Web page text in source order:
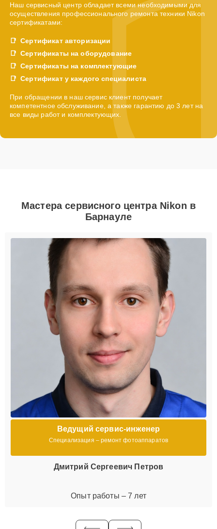
Наш сервисный центр обладает всеми необходимыми для
осуществления профессионального ремонта техники Nikon
сертификатами:
Сертификат авторизации
Сертификаты на оборудование
Сертификаты на комплектующие
Сертификат у каждого специалиста
При обращении в наш сервис клиент получает
компетентное обслуживание, а также гарантию до 3 лет на
все виды работ и комплектующих.
Мастера сервисного центра Nikon в
Барнауле
Ведущий сервис-инженер
Специализация – ремонт фотоаппаратов
Дмитрий Сергеевич Петров
Опыт работы – 7 лет